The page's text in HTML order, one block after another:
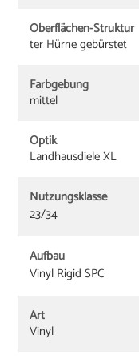
Oberflächen-Struktur
ter Hürne gebürstet
Farbgebung
mittel
Optik
Landhausdiele XL
Nutzungsklasse
23/34
Aufbau
Vinyl Rigid SPC
Art
Vinyl